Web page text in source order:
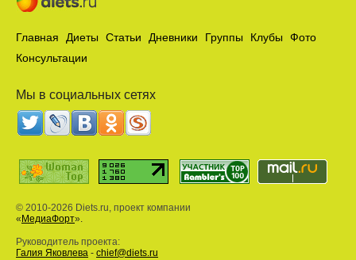
Главная Диеты Статьи Дневники Группы Клубы
Фото
Консультации
Мы в социальных сетях
© 2010-2026 Diets.ru, проект компании
« МедиаФорт».
Руководитель проекта:
Галия Яковлева - chief@diets.ru